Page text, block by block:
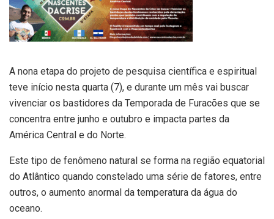
A nona etapa do projeto de pesquisa científica e espiritual
teve início nesta quarta (7), e durante um mês vai buscar
vivenciar os bastidores da Temporada de Furacões que se
concentra entre junho e outubro e impacta partes da
América Central e do Norte.
Este tipo de fenômeno natural se forma na região equatorial
do Atlântico quando constelado uma série de fatores, entre
outros, o aumento anormal da temperatura da água do
oceano.